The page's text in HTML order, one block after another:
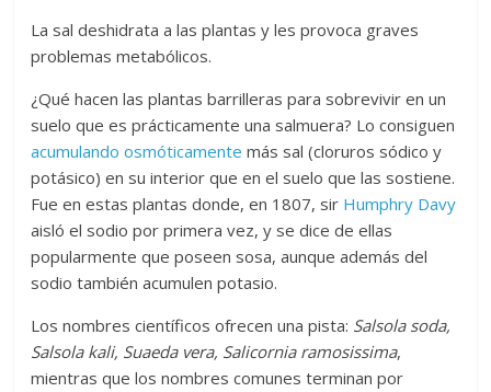
La sal deshidrata a las plantas y les provoca graves
problemas metabólicos.
¿Qué hacen las plantas barrilleras para sobrevivir en un
suelo que es prácticamente una salmuera? Lo consiguen
acumulando osmóticamente más sal (cloruros sódico y
potásico) en su interior que en el suelo que las sostiene.
Fue en estas plantas donde, en 1807, sir Humphry Davy
aisló el sodio por primera vez, y se dice de ellas
popularmente que poseen sosa, aunque además del
sodio también acumulen potasio.
Los nombres científicos ofrecen una pista: Salsola soda,
Salsola kali, Suaeda vera, Salicornia ramosissima,
mientras que los nombres comunes terminan por